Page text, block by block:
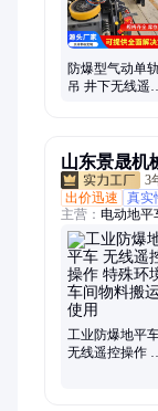
防爆型气动单
吊 井下无线遥
山东景晟机
3
出价迅速
真实
主营： 电动地平
轨平板车、轨
吊、龙门架起
动葫芦、单梁
工业防爆地平
无线遥控操作